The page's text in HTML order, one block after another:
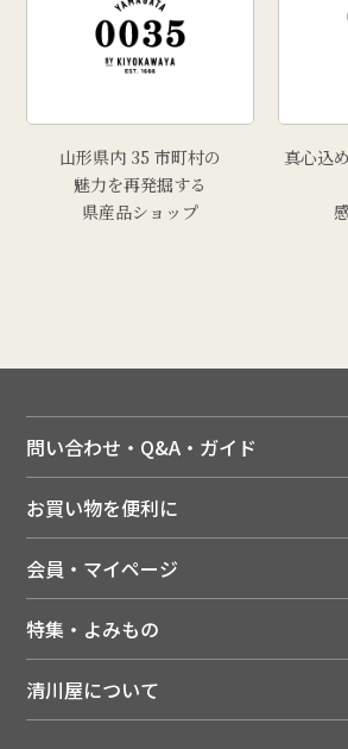
山形県内 35 市町村の
魅力を再発掘する
県産品ショップ
真心込
問い合わせ・Q&A・ガイド
ご利用ガイド
領収書について
送料について
配達日について
返品について
お買い物を便利に
季節のカタログを無料でお届け
店舗・ECポイント共通アプリ
LINEお友だち登録
会員・マイページ
会員特典について
注文履歴
特集・よみもの
メディア掲載商品
清川屋について